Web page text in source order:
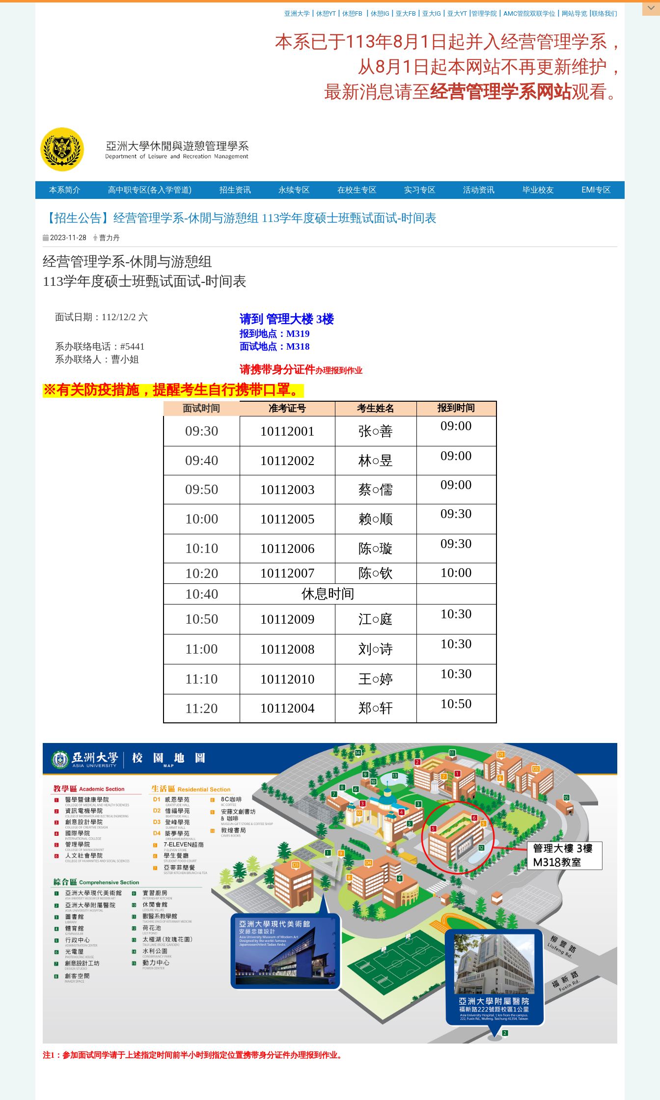
亚洲大学 | 休憩YT | 休憩FB | 休憩IG | 亚大FB | 亚大IG | 亚大YT |管理学院 | AMC管院双联学位 | 网站导览 |联络我们
本系已于113年8月1日起并入经营管理学系，
从8月1日起本网站不再更新维护，
最新消息请至经营管理学系网站观看。
本系简介 高中职专区(各入学管道) 招生资讯 永续专区 在校生专区 实习专区 活动资讯 毕业校友 EMI专区
【招生公告】经营管理学系-休閒与游憩组 113学年度硕士班甄试面试-时间表
2023-11-28 曹力丹
经营管理学系-休閒与游憩组
113学年度硕士班甄试面试-时间表
面试日期： 112/12/2 六 请到 管理大楼 3楼
报到地点： M319
系办联络电话： #5441 面试地点： M318
系办联络人：曹小姐
请携带身分证件办理报到作业
※有关防疫措施，提醒考生自行携带口罩。
面试时间 准考证号 考生姓名 报到时间
09:30 10112001 张○善 09:00
09:40 10112002 林○昱 09:00
09:50 10112003 蔡○儒 09:00
10:00 10112005 赖○顺 09:30
10:10 10112006 陈○璇 09:30
10:20 10112007 陈○钦 10:00
10:40 休息时间
10:50 10112009 江○庭 10:30
11:00 10112008 刘○诗 10:30
11:10 10112010 王○婷 10:30
11:20 10112004 郑○轩 10:50
注1 ：参加面试同学请于上述指定时间前半小时到指定位置携带身分证件办理报到作业。